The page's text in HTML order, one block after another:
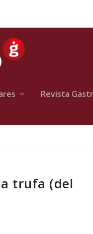
Revista
trufa (del